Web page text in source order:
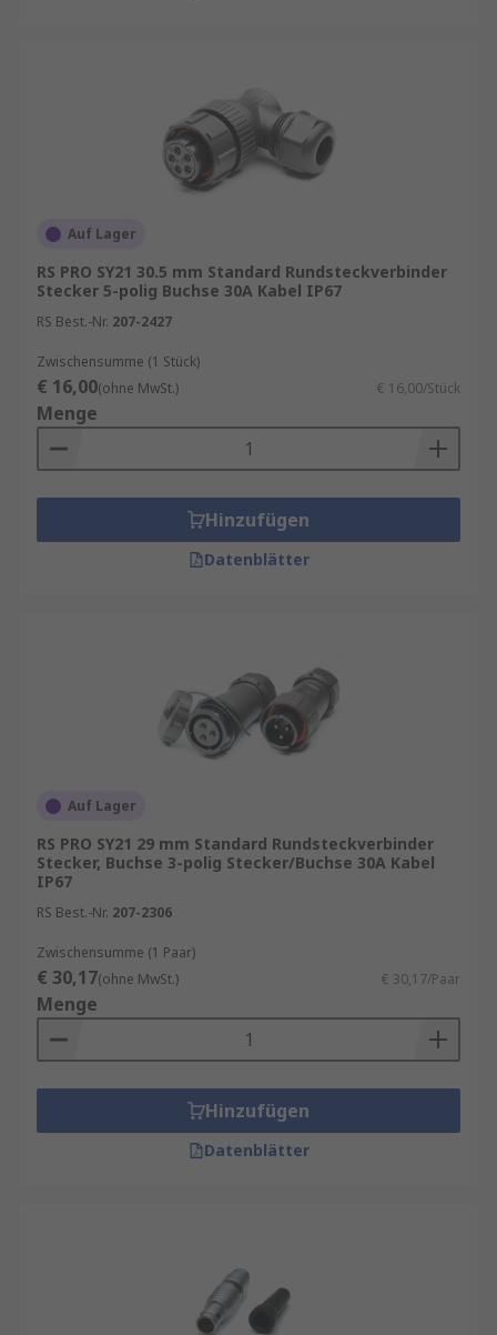
Auf Lager
RS PRO SY21 30.5 mm Standard Rundsteckverbinder
Stecker 5-polig Buchse 30A Kabel IP67
RS Best.-Nr. 207-2427
Zwischensumme (1 Stück)
€ 16,00(ohne MwSt.) € 16,00/Stück
Menge
Hinzufügen
Datenblätter
Auf Lager
RS PRO SY21 29 mm Standard Rundsteckverbinder
Stecker, Buchse 3-polig Stecker/Buchse 30A Kabel
IP67
RS Best.-Nr. 207-2306
Zwischensumme (1 Paar)
€ 30,17(ohne MwSt.) € 30,17/Paar
Menge
Hinzufügen
Datenblätter